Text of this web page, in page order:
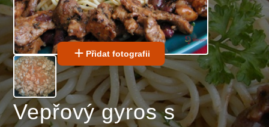
Přidat fotografii
Vepřový gyros s